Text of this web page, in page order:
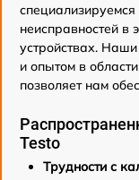
неисправностей в
устройствах.
и опытом в
позволяет нам
Testo
Трудности с